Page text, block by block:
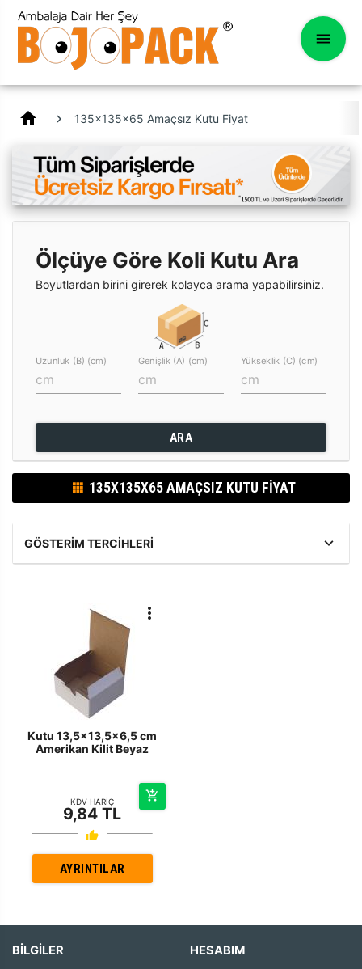
home 135x135x65 Amaçsız Kutu Fiyat
Ölçüye Göre Koli Kutu Ara
Boyutlardan birini girerek kolayca arama yapabilirsiniz.
Uzunluk (B) (cm) Genişlik (A) (cm) Yükseklik (C) (cm)
ARA
135X135X65 AMAÇSIZ KUTU FIYAT
GÖSTERIM TERCIHLERI
Kutu 13,5x13,5x6,5 cm
Amerikan Kilit Beyaz
KDV HARİÇ
9,84 TL
AYRINTILAR
BİLGİLER HESABIM